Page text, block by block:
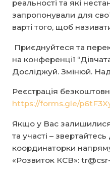
реальності та які
запропонували для
варті того, щоб
Приєднуйтеся та
на конференції
Досліджуй. Змінюй.
Реєстрація
https://forms.gle/
Якщо у Вас
та участі –
координаторки
«Розвиток КСВ»: